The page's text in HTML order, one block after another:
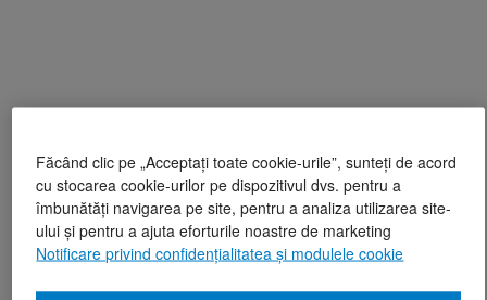
Făcând clic pe „Acceptați toate cookie-urile”, sunteți de acord
cu stocarea cookie-urilor pe dispozitivul dvs. pentru a
îmbunătăți navigarea pe site, pentru a analiza utilizarea site-
ului și pentru a ajuta eforturile noastre de marketing
Notificare privind confidențialitatea și modulele cookie